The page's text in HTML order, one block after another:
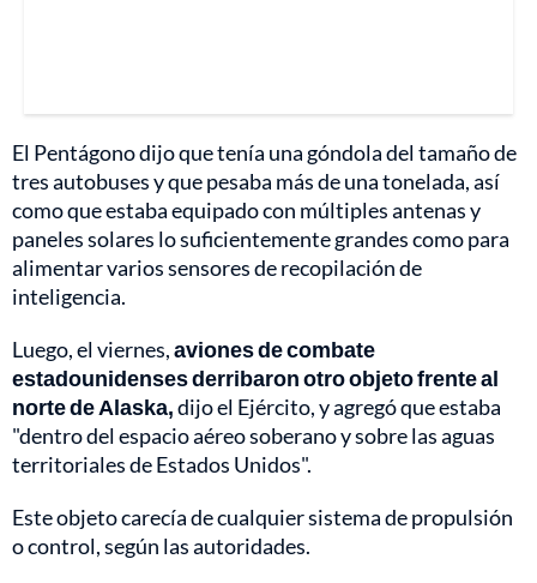
El Pentágono dijo que tenía una góndola del tamaño de
tres autobuses y que pesaba más de una tonelada, así
como que estaba equipado con múltiples antenas y
paneles solares lo suficientemente grandes como para
alimentar varios sensores de recopilación de
inteligencia.
Luego, el viernes,aviones de combate
estadounidenses derribaron otro objeto frente al
norte de Alaska,dijo el Ejército, y agregó que estaba
"dentro del espacio aéreo soberano y sobre las aguas
territoriales de Estados Unidos".
Este objeto carecía de cualquier sistema de propulsión
o control, según las autoridades.